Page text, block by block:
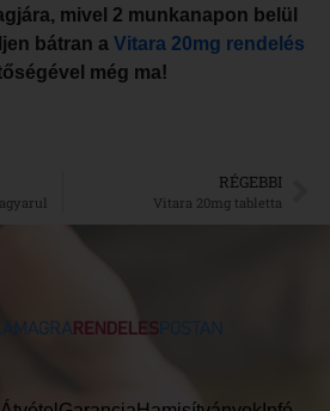
mivel 2 munkanapon belül
bátran a Vitara 20mg rendelés
még ma!
RÉGEBBI
Vitara 20mg tabletta